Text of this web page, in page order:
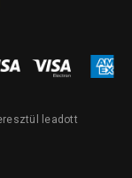
leadott